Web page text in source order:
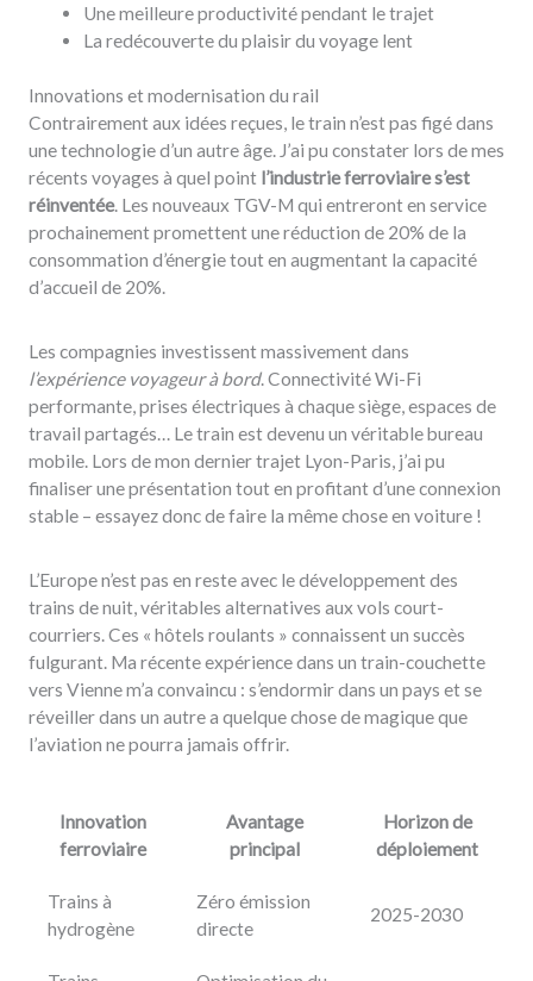
Une meilleure productivité pendant le trajet
La redécouverte du plaisir du voyage lent
Innovations et modernisation du rail
Contrairement aux idées reçues, le train n’est pas figé dans
une technologie d’un autre âge. J’ai pu constater lors de mes
récents voyages à quel point l’industrie ferroviaire s’est
réinventée. Les nouveaux TGV-M qui entreront en service
prochainement promettent une réduction de 20% de la
consommation d’énergie tout en augmentant la capacité
d’accueil de 20%.
Les compagnies investissent massivement dans
l’expérience voyageur à bord. Connectivité Wi-Fi
performante, prises électriques à chaque siège, espaces de
travail partagés… Le train est devenu un véritable bureau
mobile. Lors de mon dernier trajet Lyon-Paris, j’ai pu
finaliser une présentation tout en profitant d’une connexion
stable – essayez donc de faire la même chose en voiture !
L’Europe n’est pas en reste avec le développement des
trains de nuit, véritables alternatives aux vols court-
courriers. Ces « hôtels roulants » connaissent un succès
fulgurant. Ma récente expérience dans un train-couchette
vers Vienne m’a convaincu : s’endormir dans un pays et se
réveiller dans un autre a quelque chose de magique que
l’aviation ne pourra jamais offrir.
Innovation
ferroviaire
Avantage
principal
Horizon de
déploiement
Trains à
hydrogène
Zéro émission
directe
2025-2030